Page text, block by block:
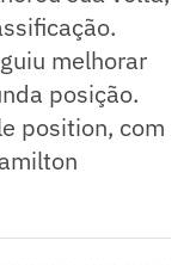
melhorar
posição.
position, com